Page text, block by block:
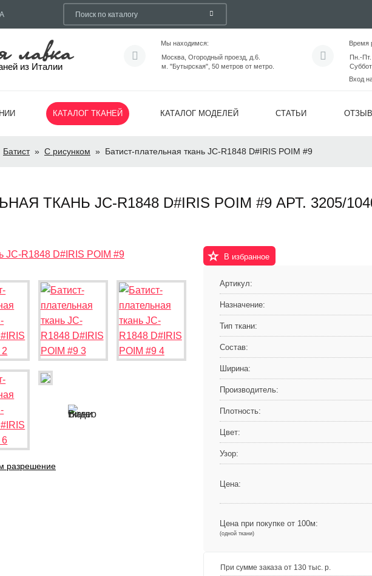
из Италии
Мы находимся:
Москва, Огородный проезд, д.6.
м. "Бутырская", 50 метров от метро.
Время
Пн.-
Вход
КАТАЛОГ ТКАНЕЙ КАТАЛОГ МОДЕЛЕЙ СТАТЬИ
Батист » С рисунком » Батист-плательная ткань JC-R1848 D#IRIS POIM #9
ТКАНЬ JC-R1848 D#IRIS POIM #9 АРТ. 3205/
разрешение
В избранное
Артикул:
Назначение:
Тип ткани:
Состав:
Ширина:
Производитель:
Плотность:
Цвет:
Узор:
Цена:
Цена при покупке от 100м:
(одной ткани)
При сумме заказа от 130 тыс. р.